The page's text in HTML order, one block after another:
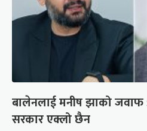
बालेनलाई मनीष झाको
सरकार एक्लो छैन